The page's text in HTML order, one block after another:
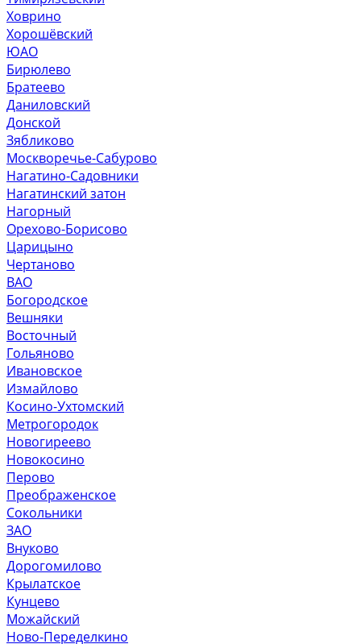
Ховрино
Хорошёвский
ЮАО
Бирюлево
Братеево
Даниловский
Донской
Зябликово
Москворечье-Сабурово
Нагатино-Садовники
Нагатинский затон
Нагорный
Орехово-Борисово
Царицыно
Чертаново
ВАО
Богородское
Вешняки
Восточный
Гольяново
Ивановское
Измайлово
Косино-Ухтомский
Метрогородок
Новогиреево
Новокосино
Перово
Преображенское
Сокольники
ЗАО
Внуково
Дорогомилово
Крылатское
Кунцево
Можайский
Ново-Переделкино